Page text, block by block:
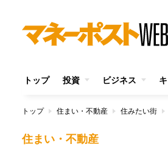
トップ 投資 ビジネス
トップ 住まい・不動産 住みたい街
住まい・不動産